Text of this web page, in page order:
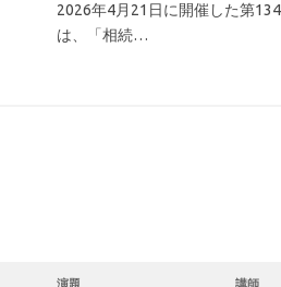
2026年4月21日に開催した第
は、「相続…
演題 講師